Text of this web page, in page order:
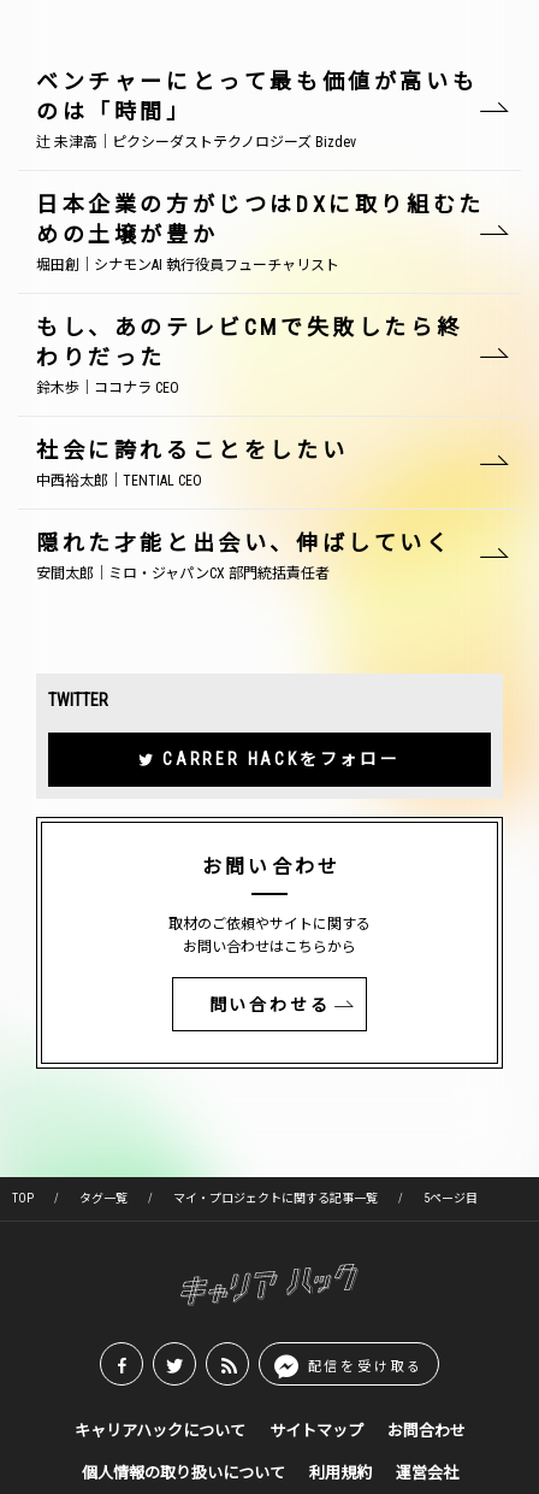
ベンチャーにとって最も価値が高いも
のは「時間」
辻 未津高｜ピクシーダストテクノロジーズ Bizdev
日本企業の方がじつはDXに取り組むた
めの土壌が豊か
堀田創｜シナモンAI 執行役員フューチャリスト
もし、あのテレビCMで失敗したら終
わりだった
鈴木歩｜ココナラ CEO
社会に誇れることをしたい
中西裕太郎｜TENTIAL CEO
隠れた才能と出会い、伸ばしていく
安間太郎｜ミロ・ジャパンCX 部門統括責任者
TWITTER
CARRER HACKをフォロー
お問い合わせ
取材のご依頼やサイトに関する
お問い合わせはこちらから
問い合わせる
TOP タグ一覧 マイ・プロジェクトに関する記事一覧 5ページ目
配信を受け取る
キャリアハックについて サイトマップ お問合わせ
個人情報の取り扱いについて 利用規約 運営会社